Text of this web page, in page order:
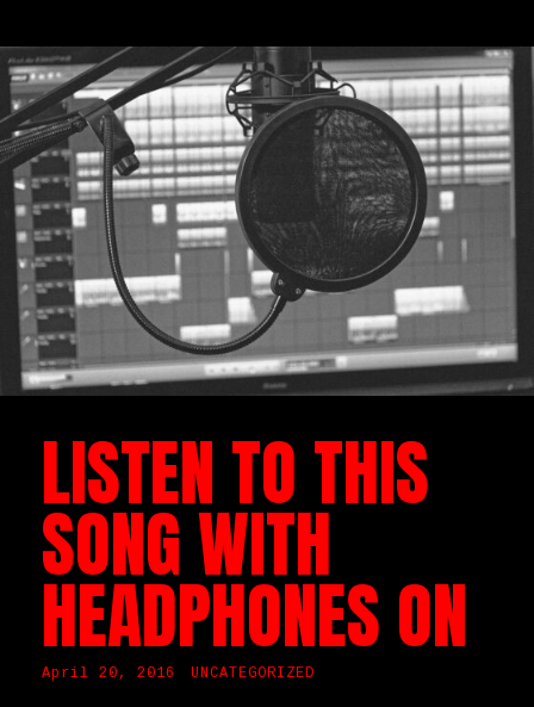
LISTEN TO THIS
SONG WITH
HEADPHONES ON
April 20, 2016 UNCATEGORIZED